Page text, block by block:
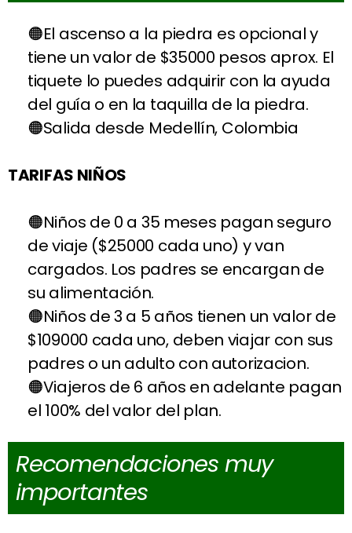
El ascenso a la piedra es opcional y
tiene un valor de $35000 pesos aprox. El
tiquete lo puedes adquirir con la ayuda
del guía o en la taquilla de la piedra.
Salida desde Medellín, Colombia
TARIFAS NIÑOS
Niños de 0 a 35 meses pagan seguro
de viaje ($25000 cada uno) y van
cargados. Los padres se encargan de
su alimentación.
Niños de 3 a 5 años tienen un valor de
$109000 cada uno, deben viajar con sus
padres o un adulto con autorizacion.
Viajeros de 6 años en adelante pagan
el 100% del valor del plan.
Recomendaciones muy
importantes